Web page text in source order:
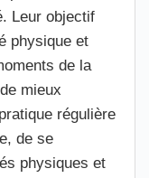
Leur objectif
physique et
de la
mieux
régulière
de se
physiques et